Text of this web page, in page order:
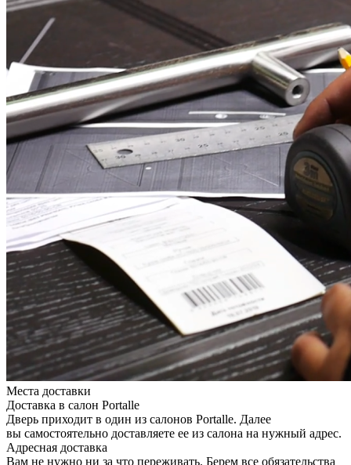
Места доставки
Доставка в салон Portalle
Дверь приходит в один из салонов Portalle. Далее
вы самостоятельно доставляете ее из салона на нужный адрес.
Адресная доставка
Вам не нужно ни за что переживать. Берем все обязательства